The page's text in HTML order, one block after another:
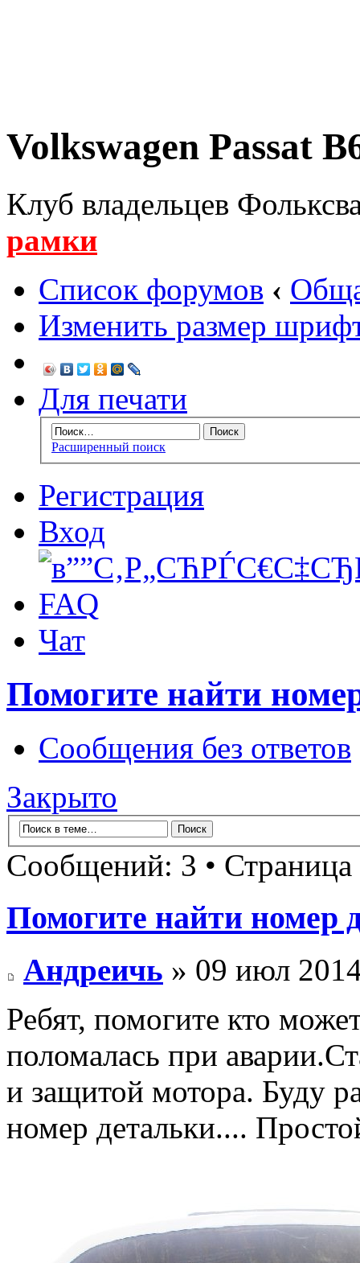
Volkswagen Passat
Клуб владельцев
рамки
Список форумов ‹
Изменить размер
Для печати
Расширенный поиск
Регистрация
Вход
FAQ
Чат
Помогите найти
Сообщения без ответов
Закрыто
Сообщений: 3 • Страница
Помогите найти номер
Андреичь » 09 июл
Ребят, помогите кто
поломалась при
и защитой мотора. Буду
номер детальки....